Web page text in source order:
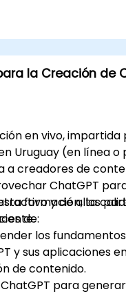
asesoramiento
tareas
el uso de ChatGPT.
normativo y la
la Creación de
en vivo, impartida
Uruguay (en línea o
a creadores de
ChatGPT
y de alta
formación, los
de:
los
y sus aplicaciones
de contenido.
para